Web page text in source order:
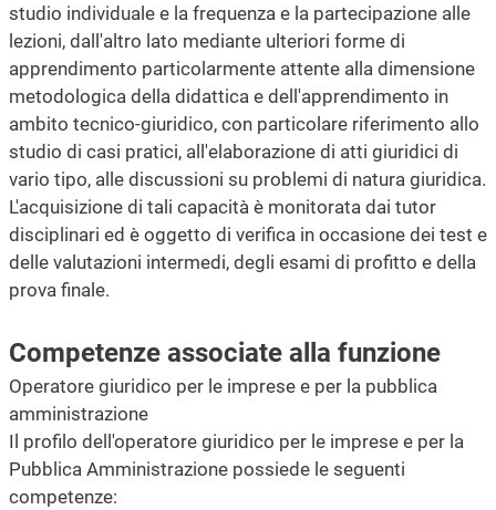
studio individuale e la frequenza e la partecipazione alle
lezioni, dall'altro lato mediante ulteriori forme di
apprendimento particolarmente attente alla dimensione
metodologica della didattica e dell'apprendimento in
ambito tecnico-giuridico, con particolare riferimento allo
studio di casi pratici, all'elaborazione di atti giuridici di
vario tipo, alle discussioni su problemi di natura giuridica.
L'acquisizione di tali capacità è monitorata dai tutor
disciplinari ed è oggetto di verifica in occasione dei test e
delle valutazioni intermedi, degli esami di profitto e della
prova finale.
Competenze associate alla funzione
Operatore giuridico per le imprese e per la pubblica
amministrazione
Il profilo dell'operatore giuridico per le imprese e per la
Pubblica Amministrazione possiede le seguenti
competenze: